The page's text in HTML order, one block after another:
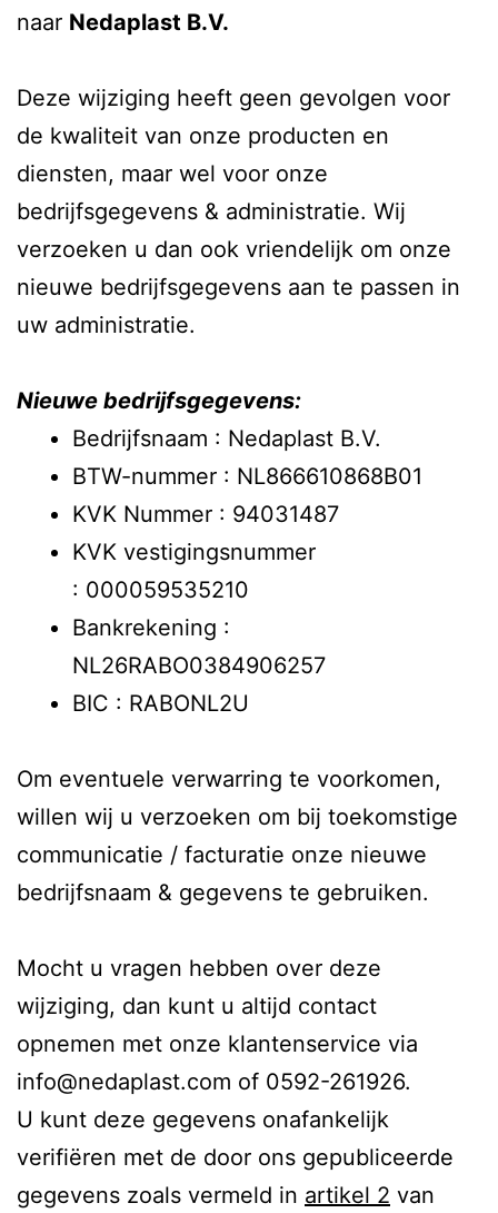
naar Nedaplast B.V.
Deze wijziging heeft geen gevolgen voor
de kwaliteit van onze producten en
diensten, maar wel voor onze
bedrijfsgegevens & administratie. Wij
verzoeken u dan ook vriendelijk om onze
nieuwe bedrijfsgegevens aan te passen in
uw administratie.
Nieuwe bedrijfsgegevens:
Bedrijfsnaam : Nedaplast B.V.
BTW-nummer : NL866610868B01
KVK Nummer : 94031487
KVK vestigingsnummer
: 000059535210
Bankrekening :
NL26RABO0384906257
BIC : RABONL2U
Om eventuele verwarring te voorkomen,
willen wij u verzoeken om bij toekomstige
communicatie / facturatie onze nieuwe
bedrijfsnaam & gegevens te gebruiken.
Mocht u vragen hebben over deze
wijziging, dan kunt u altijd contact
opnemen met onze klantenservice via
info@nedaplast.com of 0592-261926.
U kunt deze gegevens onafankelijk
verifiëren met de door ons gepubliceerde
gegevens zoals vermeld in artikel 2 van